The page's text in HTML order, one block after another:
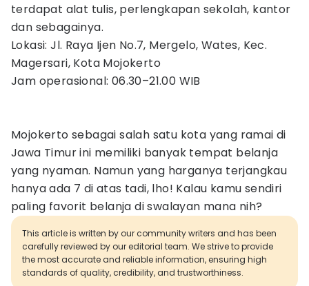
terdapat alat tulis, perlengkapan sekolah, kantor
dan sebagainya.
Lokasi: Jl. Raya Ijen No.7, Mergelo, Wates, Kec.
Magersari, Kota Mojokerto
Jam operasional: 06.30–21.00 WIB
Mojokerto sebagai salah satu kota yang ramai di
Jawa Timur ini memiliki banyak tempat belanja
yang nyaman. Namun yang harganya terjangkau
hanya ada 7 di atas tadi, lho! Kalau kamu sendiri
paling favorit belanja di swalayan mana nih?
This article is written by our community writers and has been
carefully reviewed by our editorial team. We strive to provide
the most accurate and reliable information, ensuring high
standards of quality, credibility, and trustworthiness.